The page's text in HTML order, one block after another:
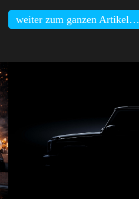
weiter zum ganzen Artikel…